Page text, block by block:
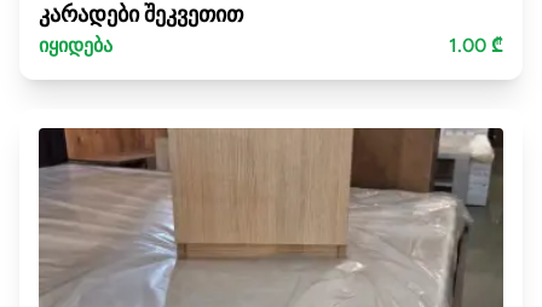
კარადები შეკვეთით
იყიდება 1.00 ₾